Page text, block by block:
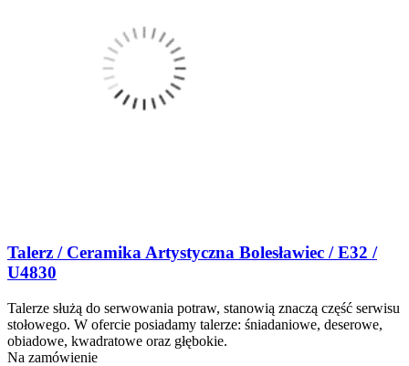
Talerz / Ceramika Artystyczna Bolesławiec / E32 /
U4830
Talerze służą do serwowania potraw, stanowią znaczą część serwisu
stołowego. W ofercie posiadamy talerze: śniadaniowe, deserowe,
obiadowe, kwadratowe oraz głębokie.
Na zamówienie